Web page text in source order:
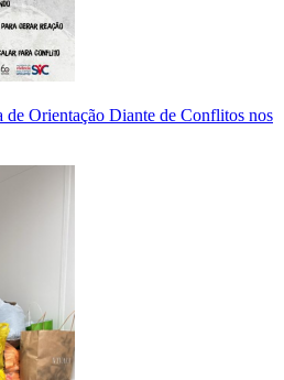
Orientação Diante de Conflitos nos